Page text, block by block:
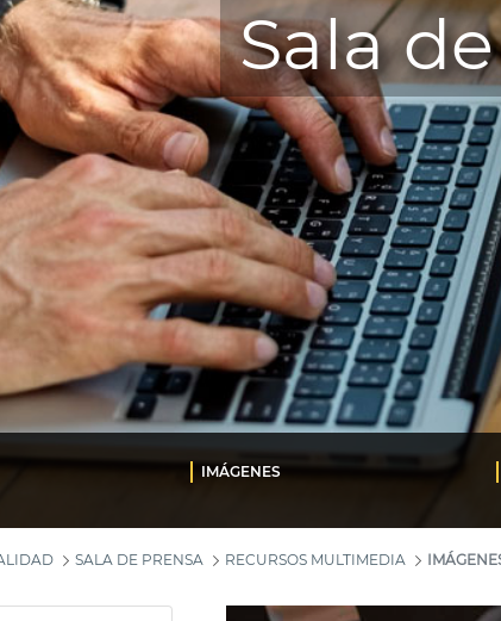
Sala
IMÁGENES
SALA DE PRENSA RECURSOS MULTIMEDIA